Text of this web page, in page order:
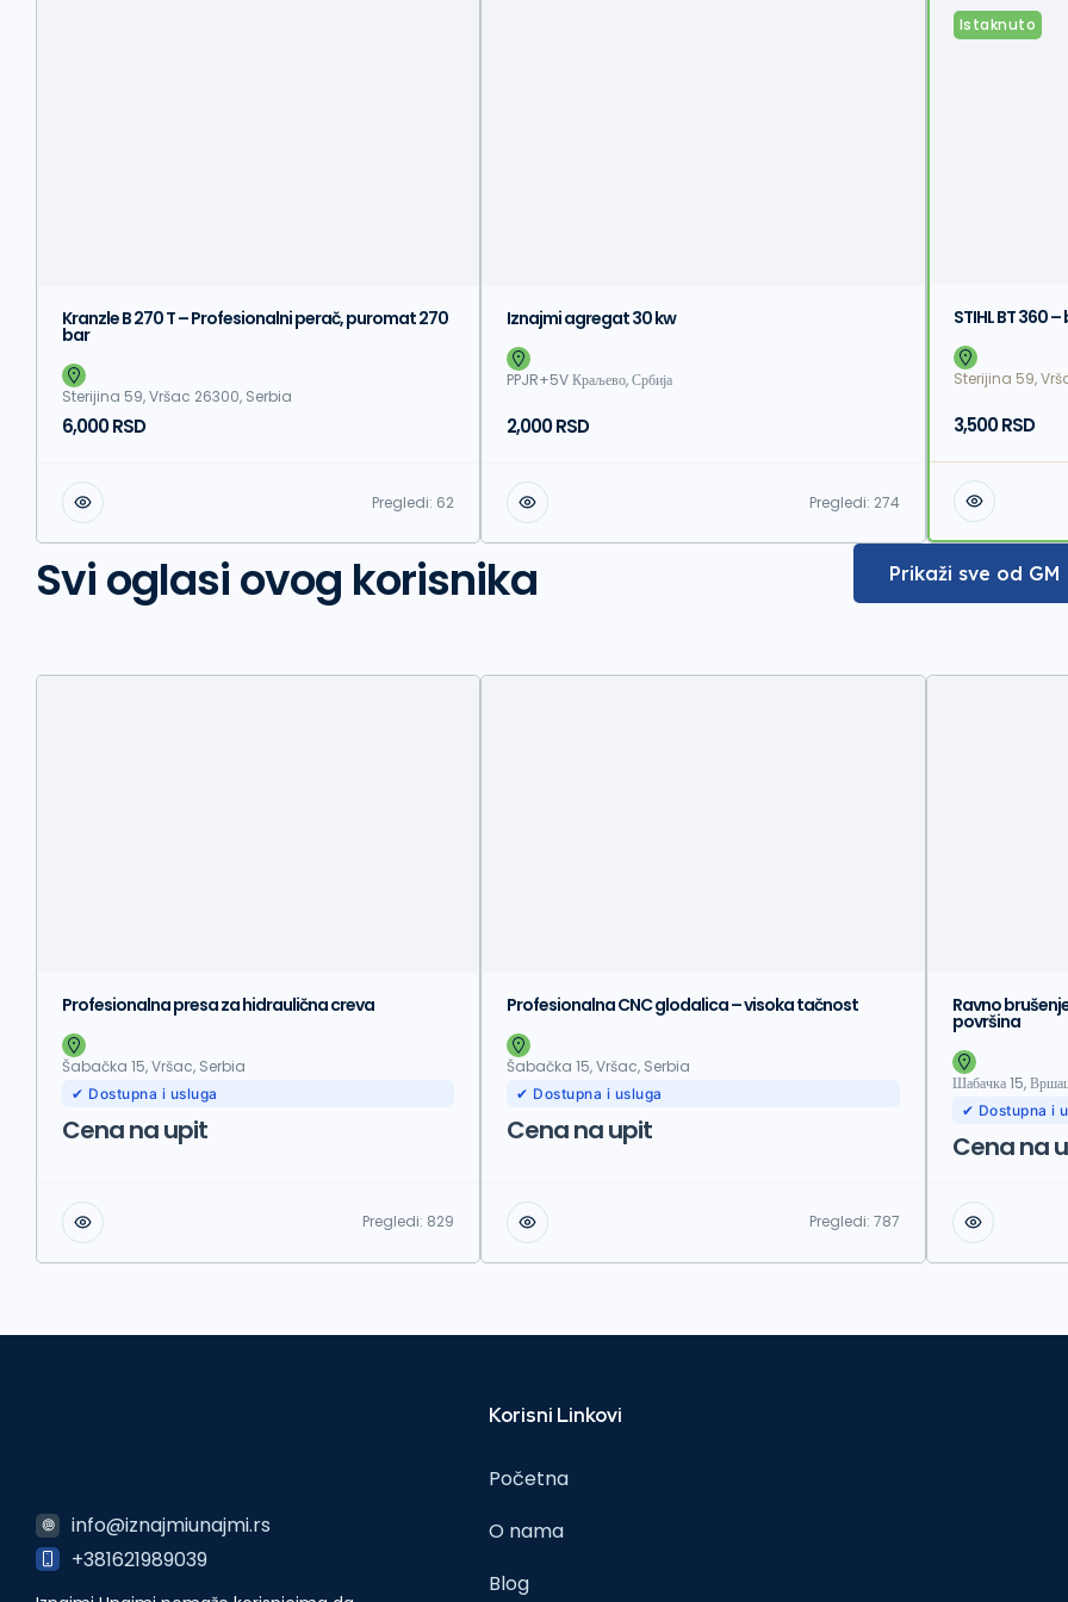
Kranzle B 270 T – Profesionalni perač, puromat 270
bar
Sterijina 59, Vršac 26300, Serbia
6,000 RSD
Pregledi: 62
Iznajmi agregat 30 kw
PPJR+5V Краљево, Србија
2,000 RSD
Pregledi: 274
Istaknuto
STIHL BT 360
Sterijina 59,
3,500 RSD
Svi oglasi ovog korisnika Prikaži sve od GM
Profesionalna presa za hidraulična creva
Šabačka 15, Vršac, Serbia
✔ Dostupna i usluga
Cena na upit
Pregledi: 829
Profesionalna CNC glodalica – visoka tačnost
Šabačka 15, Vršac, Serbia
✔ Dostupna i usluga
Cena na upit
Pregledi: 787
Ravno
površina
Шабачка 15,
✔ Dostupna i
Cena na
info@iznajmiunajmi.rs
+381621989039
Korisni Linkovi
Početna
O nama
Blog